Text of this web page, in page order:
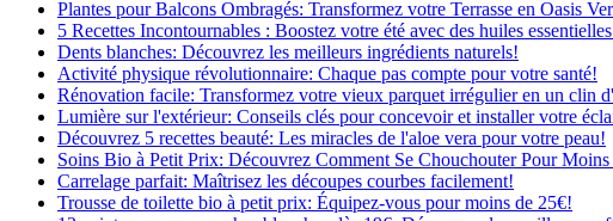
Plantes pour Balcons Ombragés: Transformez votre Terrasse en Oasis
5 Recettes Incontournables : Boostez votre été avec des huiles
Dents blanches: Découvrez les meilleurs ingrédients naturels!
Activité physique révolutionnaire: Chaque pas compte pour votre santé!
Rénovation facile: Transformez votre vieux parquet irrégulier en un clin
Lumière sur l'extérieur: Conseils clés pour concevoir et installer votre
Découvrez 5 recettes beauté: Les miracles de l'aloe vera pour votre peau!
Soins Bio à Petit Prix: Découvrez Comment Se Chouchouter Pour Moins
Carrelage parfait: Maîtrisez les découpes courbes facilement!
Trousse de toilette bio à petit prix: Équipez-vous pour moins de 25€!